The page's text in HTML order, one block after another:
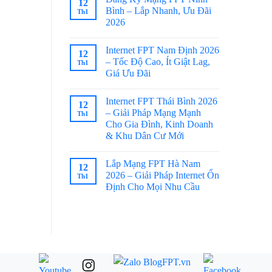
12
Th1
Bình – Lắp Nhanh, Ưu Đãi
2026
12
Th1
Internet FPT Nam Định 2026
– Tốc Độ Cao, Ít Giật Lag,
Giá Ưu Đãi
12
Th1
Internet FPT Thái Bình 2026
– Giải Pháp Mạng Mạnh
Cho Gia Đình, Kinh Doanh
& Khu Dân Cư Mới
12
Th1
Lắp Mạng FPT Hà Nam
2026 – Giải Pháp Internet Ổn
Định Cho Mọi Nhu Cầu